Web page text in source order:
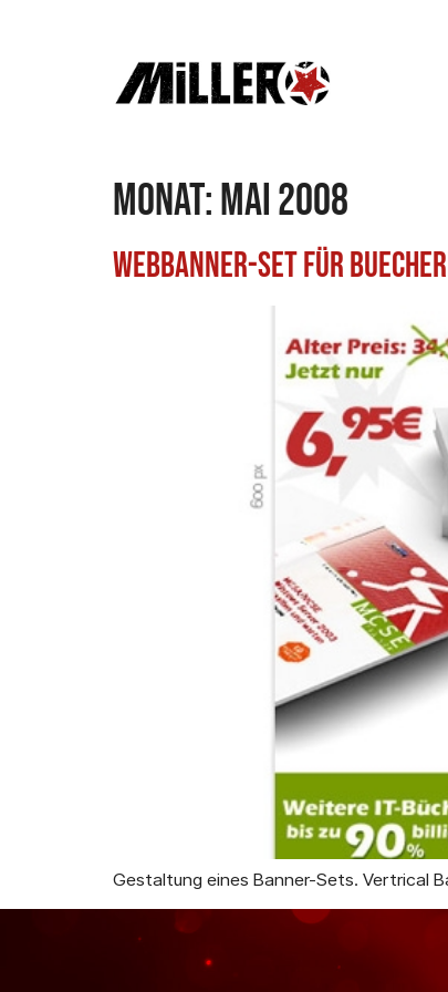
Monat:Mai 2008
Webbanner-Set für
Gestaltung eines Banner-Sets. Vertrical